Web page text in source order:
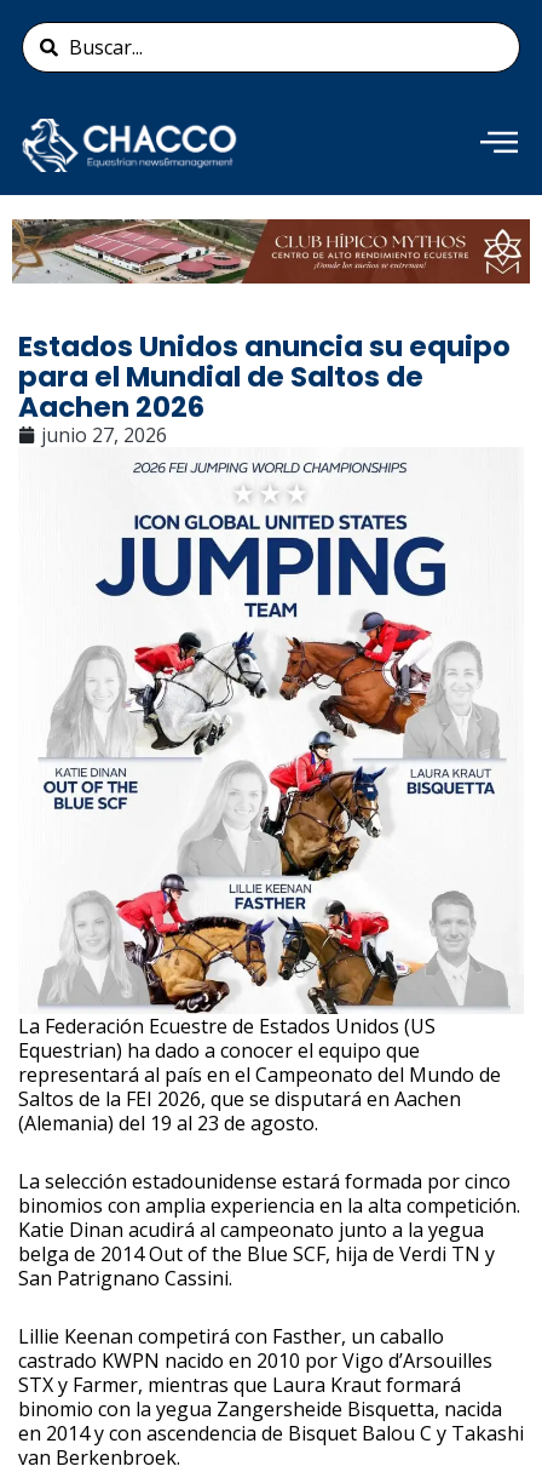
contenido
Search
...
Añade aquí tu texto de
cabecera
Estados Unidos anuncia su equipo
para el Mundial de Saltos de
Aachen 2026
junio 27, 2026
La Federación Ecuestre de Estados Unidos (US
Equestrian) ha dado a conocer el equipo que
representará al país en el Campeonato del Mundo de
Saltos de la FEI 2026, que se disputará en Aachen
(Alemania) del 19 al 23 de agosto.
La selección estadounidense estará formada por cinco
binomios con amplia experiencia en la alta competición.
Katie Dinan acudirá al campeonato junto a la yegua
belga de 2014 Out of the Blue SCF, hija de Verdi TN y
San Patrignano Cassini.
Lillie Keenan competirá con Fasther, un caballo
castrado KWPN nacido en 2010 por Vigo d’Arsouilles
STX y Farmer, mientras que Laura Kraut formará
binomio con la yegua Zangersheide Bisquetta, nacida
en 2014 y con ascendencia de Bisquet Balou C y Takashi
van Berkenbroek.